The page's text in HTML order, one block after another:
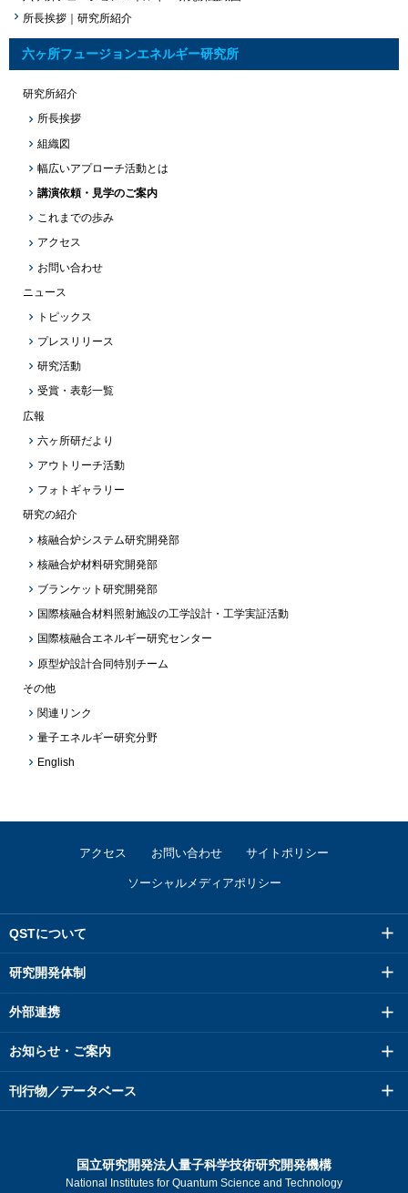
所長挨拶｜研究所紹介
六ヶ所フュージョンエネルギー研究所
研究所紹介
所長挨拶
組織図
幅広いアプローチ活動とは
講演依頼・見学のご案内
これまでの歩み
アクセス
お問い合わせ
ニュース
トピックス
プレスリリース
研究活動
受賞・表彰一覧
広報
六ヶ所研だより
アウトリーチ活動
フォトギャラリー
研究の紹介
核融合炉システム研究開発部
核融合炉材料研究開発部
ブランケット研究開発部
国際核融合材料照射施設の工学設計・工学実証活動
国際核融合エネルギー研究センター
原型炉設計合同特別チーム
その他
関連リンク
量子エネルギー研究分野
English
アクセス お問い合わせ サイトポリシー
ソーシャルメディアポリシー
QSTについて
研究開発体制
外部連携
お知らせ・ご案内
刊行物／データベース
国立研究開発法人量子科学技術研究開発機構
National Institutes for Quantum Science and Technology